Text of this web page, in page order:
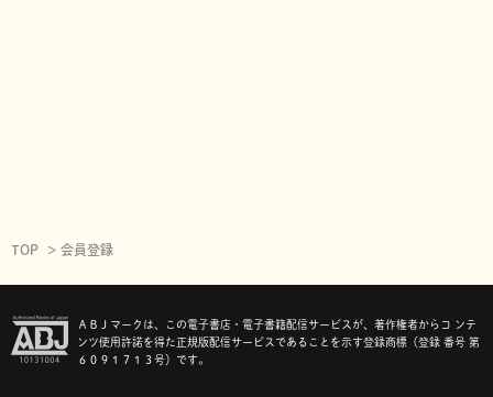
TOP 会員登録
ＡＢＪマークは、この電子書店・電子書籍配信サービスが、著作権者からコ ンテ
ンツ使用許諾を得た正規版配信サービスであることを示す登録商標（登録 番号 第
６０９１７１３号）です。